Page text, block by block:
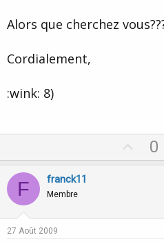
Alors que cherchez
Cordialement,
:wink: 8)
p
0
F franck11
Membre
27 Août 2009